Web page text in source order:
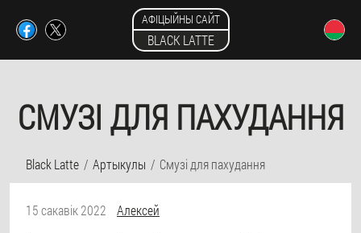
АФІЦЫЙНЫ САЙТ
BLACK LATTE
СМУЗІ ДЛЯ ПАХУДАННЯ
Black Latte Артыкулы Смузі для пахудання
15 сакавік 2022
Алексей